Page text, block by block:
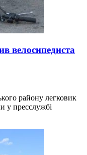
велосипедиста
району легковик
у пресслужбі